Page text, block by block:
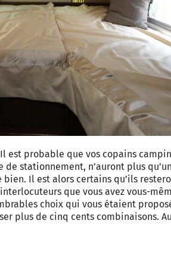
est probable que vos copains
de stationnement, n’auront plus
Il est alors certains qu’ils
que vous avez vous-
choix qui vous étaient
plus de cinq cents combinaisons.